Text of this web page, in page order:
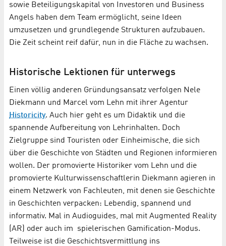
sowie Beteiligungskapital von Investoren und Business
Angels haben dem Team ermöglicht, seine Ideen
umzusetzen und grundlegende Strukturen aufzubauen.
Die Zeit scheint reif dafür, nun in die Fläche zu wachsen.
Historische Lektionen für unterwegs
Einen völlig anderen Gründungsansatz verfolgen Nele
Diekmann und Marcel vom Lehn mit ihrer Agentur
Historicity. Auch hier geht es um Didaktik und die
spannende Aufbereitung von Lehrinhalten. Doch
Zielgruppe sind Touristen oder Einheimische, die sich
über die Geschichte von Städten und Regionen informieren
wollen. Der promovierte Historiker vom Lehn und die
promovierte Kulturwissenschaftlerin Diekmann agieren in
einem Netzwerk von Fachleuten, mit denen sie Geschichte
in Geschichten verpacken: Lebendig, spannend und
informativ. Mal in Audioguides, mal mit Augmented Reality
(AR) oder auch im spielerischen Gamification-Modus.
Teilweise ist die Geschichtsvermittlung ins